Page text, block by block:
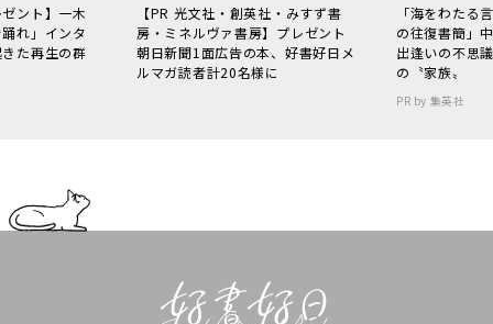
ント】一木
れ」インタ
た再生の群
【PR 光文社・創英社・みすず書
房・ミネルヴァ書房】プレゼント
朝日新聞1面広告の本、好書好日メ
ルマガ読者計20名様に
「海をわた
の往復書簡」
出逢いの不思
の〝家族〟
PR by 集英社